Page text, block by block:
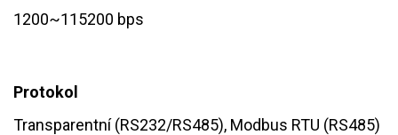
1200~115200 bps
Protokol
Transparentní (RS232/RS485), Modbus RTU (RS485)